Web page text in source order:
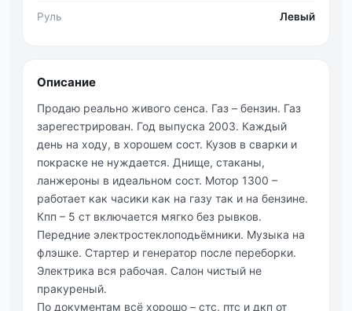
Руль Левый
Описание
Продаю реально живого сенса. Газ – бензин. Газ
зарегестрирован. Год выпуска 2003. Каждый
день на ходу, в хорошем сост. Кузов в сварки и
покраске не нуждается. Днище, стаканы,
ланжероны в идеальном сост. Мотор 1300 –
работает как часики как на газу так и на бензине.
Кпп – 5 ст включается мягко без рывков.
Передние электростеклоподьёмники. Музыка на
флэшке. Стартер и генератор после переборки.
Электрика вся рабочая. Салон чистый не
пракуреный.
По документам всё хорошо – стс, птс и дкп от